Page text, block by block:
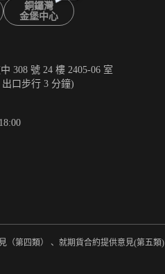
銅鑼灣
金堡中心
308 號 24 樓 2405-06 室
口步行 3 分鐘)
第四類） 、就期貨合約提供意見(第五